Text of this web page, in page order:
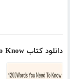
دانلود کتاب 1200Words You Need To Know